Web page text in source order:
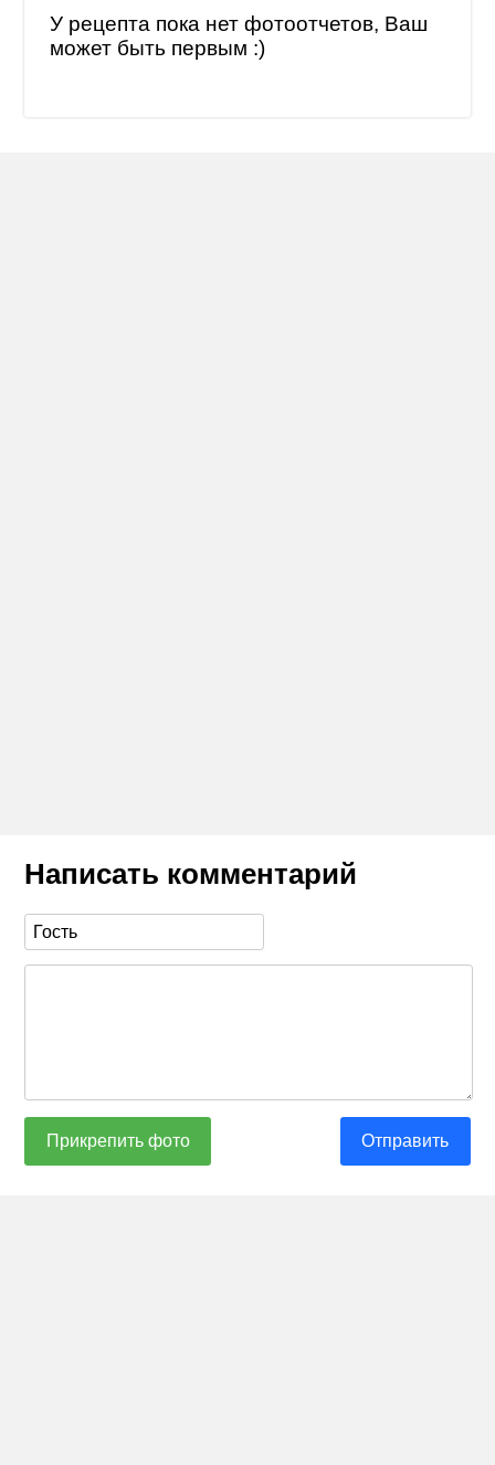
У рецепта пока нет фотоотчетов, Ваш
может быть первым :)
Написать комментарий
Прикрепить фото Отправить